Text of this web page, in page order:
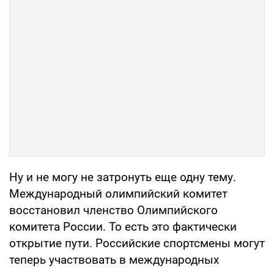
Ну и не могу не затронуть еще одну тему.
Международный олимпийский комитет
восстановил членство Олимпийского
комитета России. То есть это фактически
открытие пути. Российские спортсмены могут
теперь участвовать в международных